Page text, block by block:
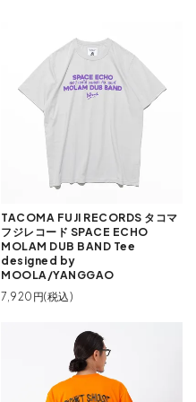
TACOMA FUJI RECORDS タコマ
フジレコード SPACE ECHO
MOLAM DUB BAND Tee
designed by
MOOLA/YANGGAO
7,920円(税込)